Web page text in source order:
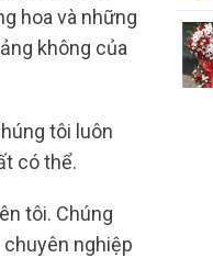
hoa và những
không của
tôi luôn
có thể.
tôi. Chúng
nghiệp